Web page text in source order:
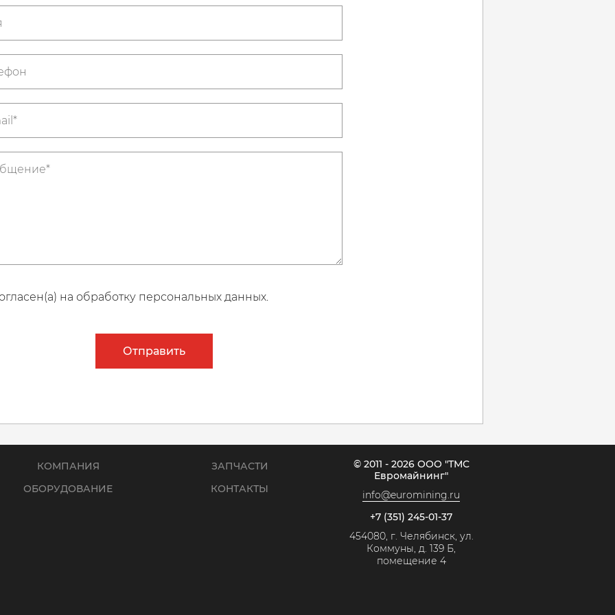
на обработку персональных данных.
Отправить
КОМПАНИЯ
ОБОРУДОВАНИЕ
ЗАПЧАСТИ
КОНТАКТЫ
© 2011 - 2026 ООО "ТМС
Евромайнинг"
info@euromining.ru
+7 (351) 245-01-37
454080, г. Челябинск, ул.
Коммуны, д. 139 Б,
помещение 4